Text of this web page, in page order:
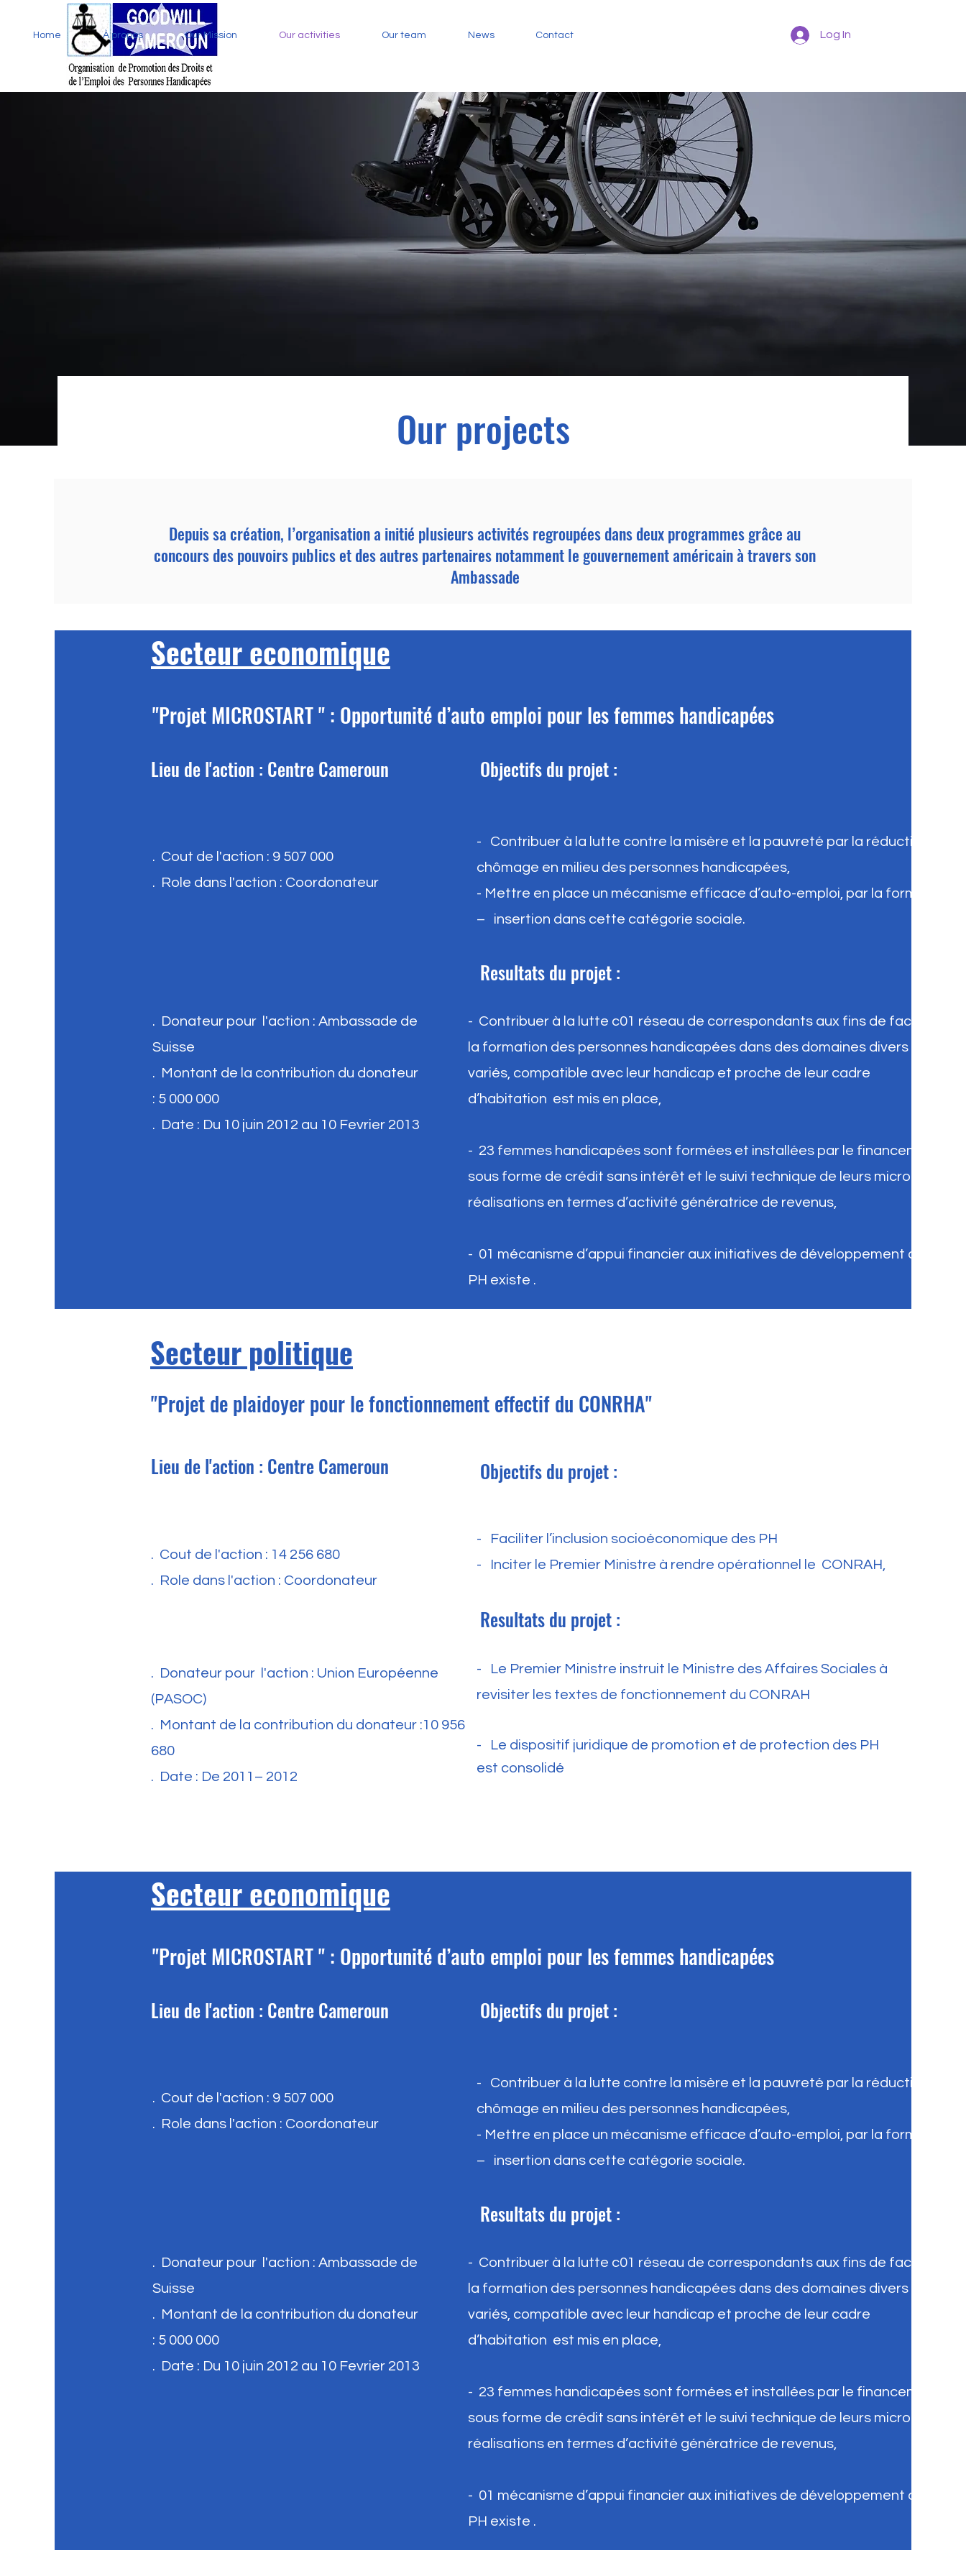
Home À propos Our Mission Our activities Our team News Contact Log In
Our projects
Depuis sa création, l’organisation a initié plusieurs activités regroupées dans deux programmes grâce au
concours des pouvoirs publics et des autres partenaires notamment le gouvernement américain à travers son
Ambassade
Secteur economique
"Projet MICROSTART " : Opportunité d’auto emploi pour les femmes handicapées
Lieu de l'action : Centre Cameroun
. Cout de l'action : 9 507 000
. Role dans l'action : Coordonateur
Objectifs du projet :
- Contribuer à la lutte contre la misère et la pauvreté par la réduction du
chômage en milieu des personnes handicapées,
- Mettre en place un mécanisme efficace d’auto-emploi, par la formation,
– insertion dans cette catégorie sociale.
Resultats du projet :
. Donateur pour l'action : Ambassade de
Suisse
. Montant de la contribution du donateur
: 5 000 000
. Date : Du 10 juin 2012 au 10 Fevrier 2013
- Contribuer à la lutte c01 réseau de correspondants aux fins de faciliter
la formation des personnes handicapées dans des domaines divers et
variés, compatible avec leur handicap et proche de leur cadre
d’habitation est mis en place,
- 23 femmes handicapées sont formées et installées par le financement
sous forme de crédit sans intérêt et le suivi technique de leurs micro-
réalisations en termes d’activité génératrice de revenus,
- 01 mécanisme d’appui financier aux initiatives de développement des
PH existe .
Secteur politique
"Projet de plaidoyer pour le fonctionnement effectif du CONRHA"
Lieu de l'action : Centre Cameroun
. Cout de l'action : 14 256 680
. Role dans l'action : Coordonateur
Objectifs du projet :
-
Faciliter l’inclusion socioéconomique des PH
-
Inciter le Premier Ministre à rendre opérationnel le CONRAH,
Resultats du projet :
. Donateur pour l'action : Union Européenne
(PASOC)
. Montant de la contribution du donateur :10 956
680
. Date : De 2011– 2012
-
Le Premier Ministre instruit le Ministre des Affaires Sociales à
revisiter les textes de fonctionnement du CONRAH
- Le dispositif juridique de promotion et de protection des PH
est consolidé
Secteur economique
"Projet MICROSTART " : Opportunité d’auto emploi pour les femmes handicapées
Lieu de l'action : Centre Cameroun
. Cout de l'action : 9 507 000
. Role dans l'action : Coordonateur
Objectifs du projet :
- Contribuer à la lutte contre la misère et la pauvreté par la réduction du
chômage en milieu des personnes handicapées,
- Mettre en place un mécanisme efficace d’auto-emploi, par la formation,
– insertion dans cette catégorie sociale.
Resultats du projet :
. Donateur pour l'action : Ambassade de
Suisse
. Montant de la contribution du donateur
: 5 000 000
. Date : Du 10 juin 2012 au 10 Fevrier 2013
- Contribuer à la lutte c01 réseau de correspondants aux fins de faciliter
la formation des personnes handicapées dans des domaines divers et
variés, compatible avec leur handicap et proche de leur cadre
d’habitation est mis en place,
- 23 femmes handicapées sont formées et installées par le financement
sous forme de crédit sans intérêt et le suivi technique de leurs micro-
réalisations en termes d’activité génératrice de revenus,
- 01 mécanisme d’appui financier aux initiatives de développement des
PH existe .